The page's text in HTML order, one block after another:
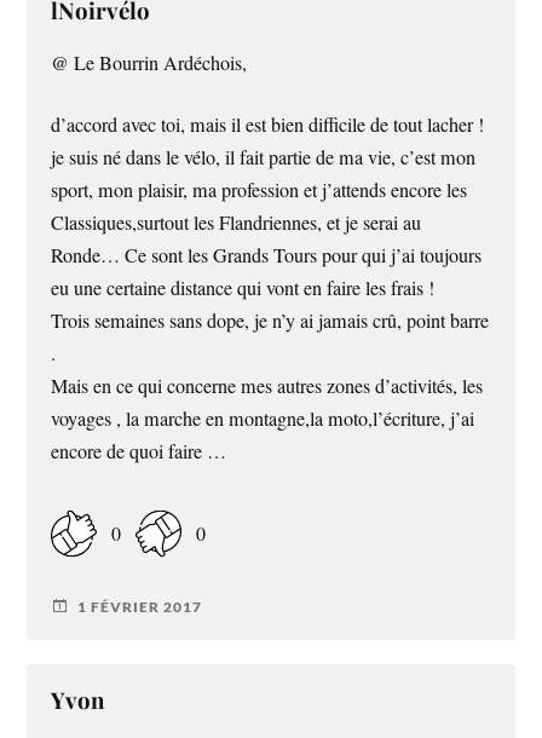
lNoirvélo
@ Le Bourrin Ardéchois,
d’accord avec toi, mais il est bien difficile de tout lacher !
je suis né dans le vélo, il fait partie de ma vie, c’est mon
sport, mon plaisir, ma profession et j’attends encore les
Classiques,surtout les Flandriennes, et je serai au
Ronde… Ce sont les Grands Tours pour qui j’ai toujours
eu une certaine distance qui vont en faire les frais !
Trois semaines sans dope, je n’y ai jamais crû, point barre
.
Mais en ce qui concerne mes autres zones d’activités, les
voyages , la marche en montagne,la moto,l’écriture, j’ai
encore de quoi faire …
0 0
1 FÉVRIER 2017
Yvon